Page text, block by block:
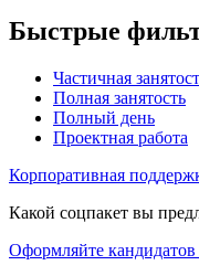
Быстрые
Частичная
Полная занятость
Полный день
Проектная работа
Корпоративная
Какой соцпакет вы
Оформляйте